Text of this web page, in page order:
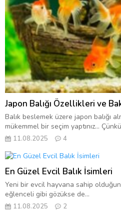
Japon Balığı Özellikleri ve
Balık beslemek üzere japon balığı
mükemmel bir seçim yaptınız…
11.08.2025 4
En Güzel Evcil Balık İsimleri
Yeni bir evcil hayvana sahip
eğlenceli gibi gözükse de...
11.08.2025 2